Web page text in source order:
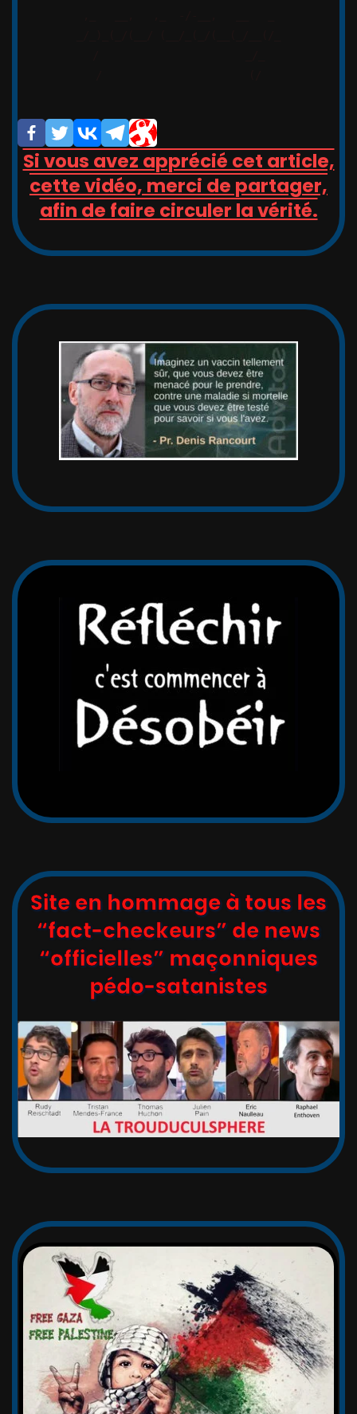
Si vous avez apprécié cet article,
cette vidéo, merci de partager,
afin de faire circuler la vérité.
Site en hommage à tous les
“fact-checkeurs” de news
“officielles” maçonniques
pédo-satanistes